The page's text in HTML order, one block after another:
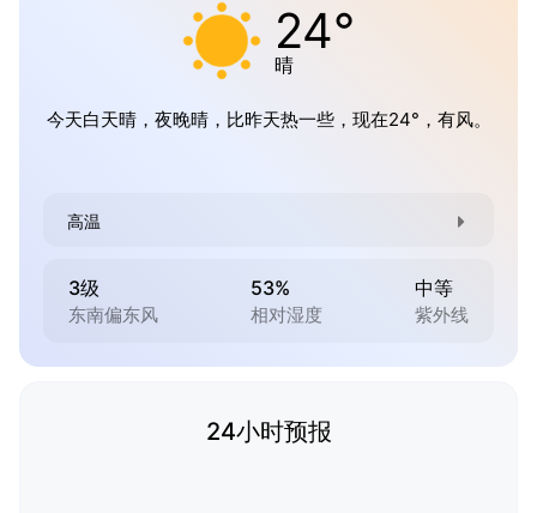
24°
晴
今天白天晴，夜晚晴，比昨天热一些，现在24°，有风。
高温
3级
东南偏东风
53%
相对湿度
中等
紫外线
24小时预报